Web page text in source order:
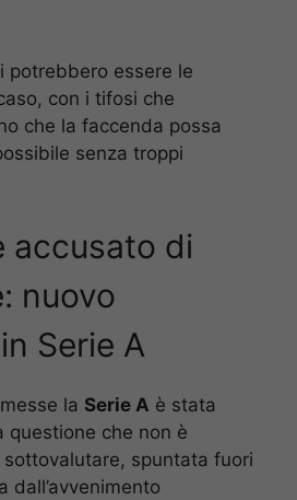
potrebbero essere le
con i tifosi che
che la faccenda possa
senza troppi
accusato di
nuovo
Serie A
la Serie A è stata
questione che non è
spuntata fuori
dall’avvenimento